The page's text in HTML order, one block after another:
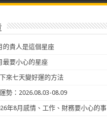
的貴人是這個星座
最要小心的星座
來七天變好運的方法
勢：2026.08.03-08.09
年8月感情、工作、財務要小心的事